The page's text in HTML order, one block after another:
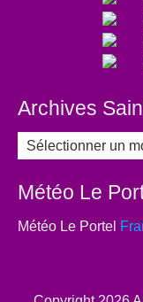
Archives
Archives
Saint
Joseph
Météo Le
Météo Le Portel